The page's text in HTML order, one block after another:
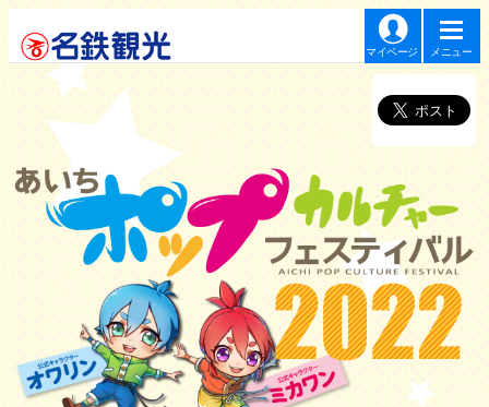
マイページ メニュー
あいちポップカル